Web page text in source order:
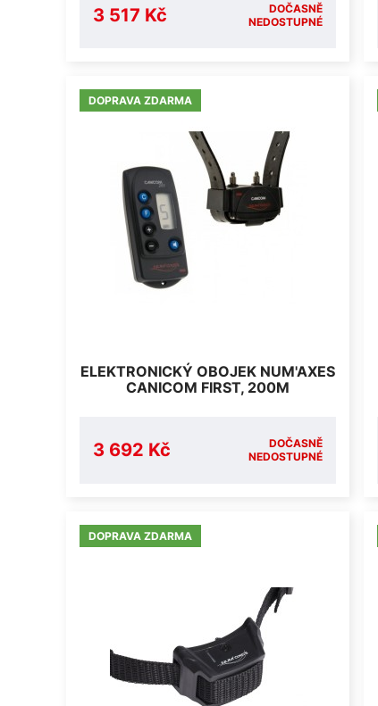
3 517 Kč
DOČASNĚ
NEDOSTUPNÉ
DOPRAVA ZDARMA
ELEKTRONICKÝ OBOJEK NUM'AXES
CANICOM FIRST, 200M
3 692 Kč
DOČASNĚ
NEDOSTUPNÉ
DOPRAVA ZDARMA